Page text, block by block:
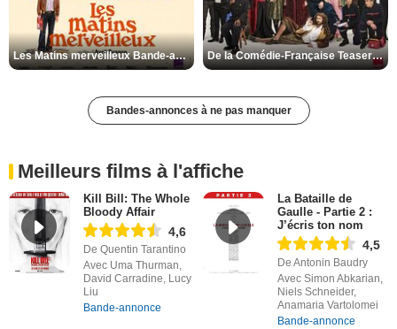
Les Matins merveilleux Bande-annonce VF De la Comédie-Française Teaser VF
Bandes-annonces à ne pas manquer
Meilleurs films à l'affiche
Kill Bill: The Whole
Bloody Affair
4,6
De Quentin Tarantino
Avec Uma Thurman,
David Carradine, Lucy
Liu
Bande-annonce
La Bataille de
Gaulle - Partie 2 :
J’écris ton nom
4,5
De Antonin Baudry
Avec Simon Abkarian,
Niels Schneider,
Anamaria Vartolomei
Bande-annonce